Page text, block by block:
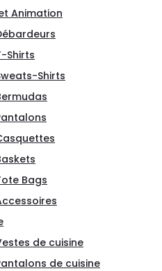
Animation
Shirts
Shirts
Bags
de cuisine
de cuisine